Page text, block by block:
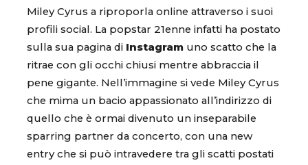
Miley Cyrus a riproporla online attraverso i suoi
profili social. La popstar 21enne infatti ha postato
sulla sua pagina di Instagram uno scatto che la
ritrae con gli occhi chiusi mentre abbraccia il
pene gigante. Nell’immagine si vede Miley Cyrus
che mima un bacio appassionato all’indirizzo di
quello che è ormai divenuto un inseparabile
sparring partner da concerto, con una new
entry che si può intravedere tra gli scatti postati